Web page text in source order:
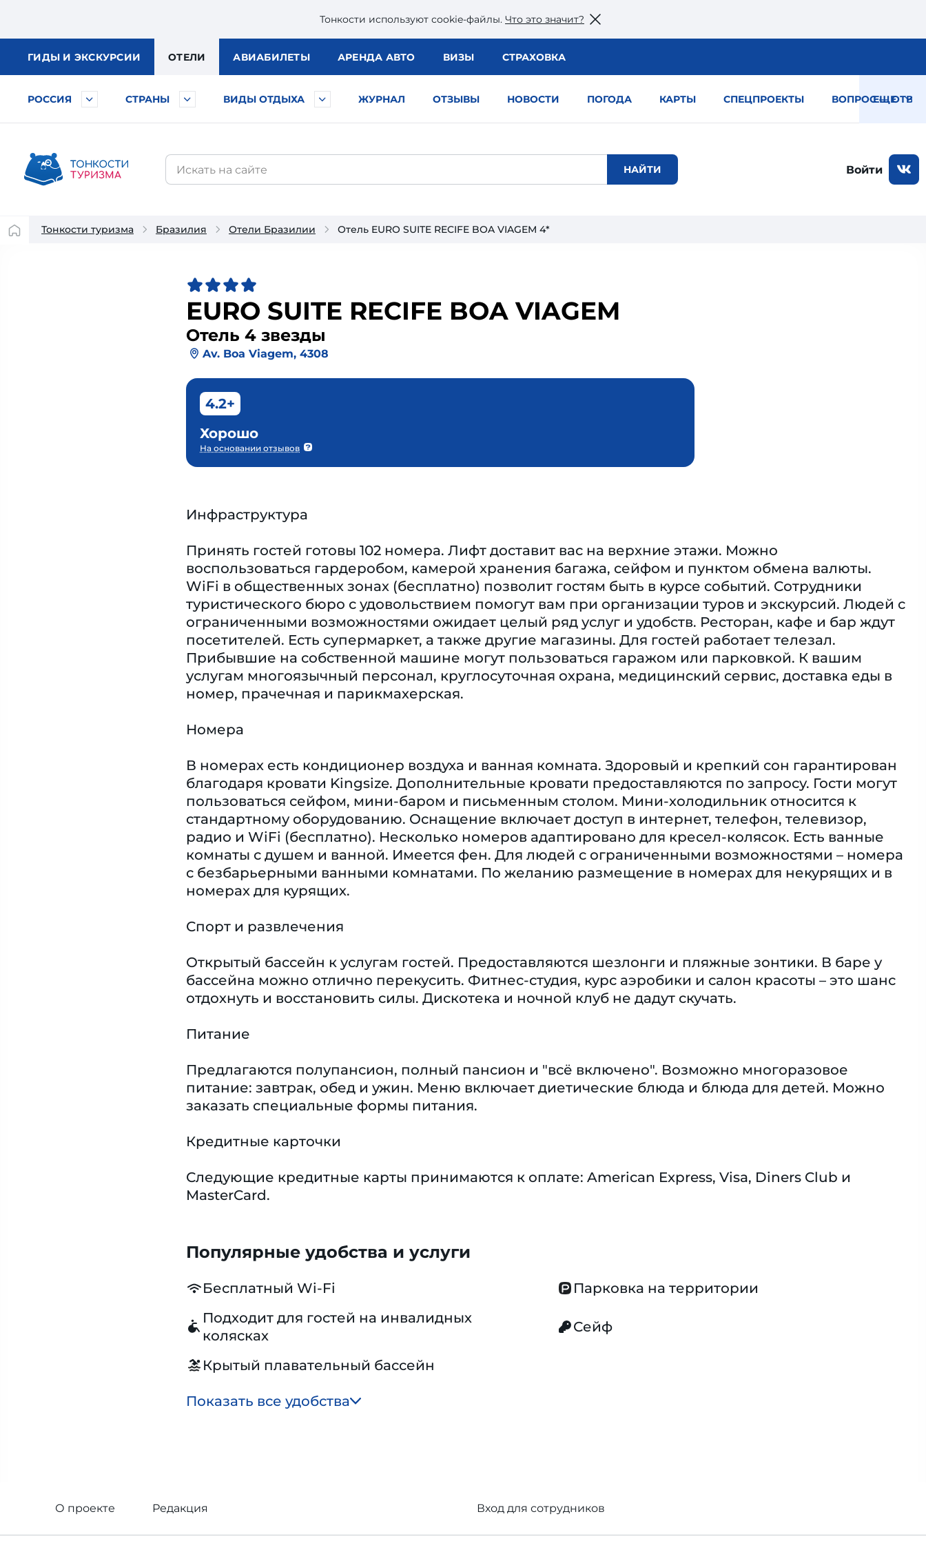
Тонкости используют сookie-файлы. Что это значит?
ГИДЫ И ЭКСКУРСИИ ОТЕЛИ АВИАБИЛЕТЫ АРЕНДА АВТО ВИЗЫ СТРАХОВКА
РОССИЯ СТРАНЫ ВИДЫ ОТДЫХА ЖУРНАЛ ОТЗЫВЫ НОВОСТИ ПОГОДА КАРТЫ СПЕЦПРОЕКТЫ ВОПРОС — ОТВЕТ
ЕЩЕ
Войти
Тонкости туризма Бразилия Отели Бразилии Отель EURO SUITE RECIFE BOA VIAGEM 4*
EURO SUITE RECIFE BOA VIAGEM
Отель 4 звезды
Av. Boa Viagem, 4308
4.2+
Хорошо
На основании отзывов
Инфраструктура
Принять гостей готовы 102 номера. Лифт доставит вас на верхние этажи. Можно
воспользоваться гардеробом, камерой хранения багажа, сейфом и пунктом обмена валюты.
WiFi в общественных зонах (бесплатно) позволит гостям быть в курсе событий. Сотрудники
туристического бюро с удовольствием помогут вам при организации туров и экскурсий. Людей с
ограниченными возможностями ожидает целый ряд услуг и удобств. Ресторан, кафе и бар ждут
посетителей. Есть супермаркет, а также другие магазины. Для гостей работает телезал.
Прибывшие на собственной машине могут пользоваться гаражом или парковкой. К вашим
услугам многоязычный персонал, круглосуточная охрана, медицинский сервис, доставка еды в
номер, прачечная и парикмахерская.
Номера
В номерах есть кондиционер воздуха и ванная комната. Здоровый и крепкий сон гарантирован
благодаря кровати Kingsize. Дополнительные кровати предоставляются по запросу. Гости могут
пользоваться сейфом, мини-баром и письменным столом. Мини-холодильник относится к
стандартному оборудованию. Оснащение включает доступ в интернет, телефон, телевизор,
радио и WiFi (бесплатно). Несколько номеров адаптировано для кресел-колясок. Есть ванные
комнаты с душем и ванной. Имеется фен. Для людей с ограниченными возможностями – номера
с безбарьерными ванными комнатами. По желанию размещение в номерах для некурящих и в
номерах для курящих.
Спорт и развлечения
Открытый бассейн к услугам гостей. Предоставляются шезлонги и пляжные зонтики. В баре у
бассейна можно отлично перекусить. Фитнес-студия, курс аэробики и салон красоты – это шанс
отдохнуть и восстановить силы. Дискотека и ночной клуб не дадут скучать.
Питание
Предлагаются полупансион, полный пансион и "всё включено". Возможно многоразовое
питание: завтрак, обед и ужин. Меню включает диетические блюда и блюда для детей. Можно
заказать специальные формы питания.
Кредитные карточки
Следующие кредитные карты принимаются к оплате: American Express, Visa, Diners Club и
MasterCard.
Популярные удобства и услуги
Бесплатный Wi-Fi
Парковка на территории
Подходит для гостей на инвалидных
колясках
Сейф
Крытый плавательный бассейн
Показать все удобства
О проекте Редакция Вход для сотрудников